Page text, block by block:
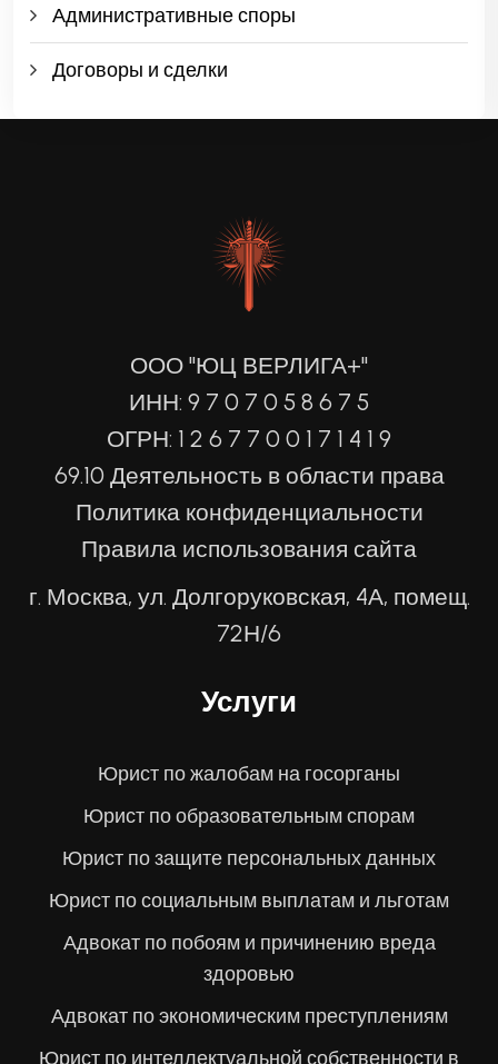
Административные споры
Договоры и сделки
ООО "ЮЦ ВЕРЛИГА+"
ИНН: 9 7 0 7 0 5 8 6 7 5
ОГРН: 1 2 6 7 7 0 0 1 7 1 4 1 9
69.10 Деятельность в области права
Политика конфиденциальности
Правила использования сайта
г. Москва, ул. Долгоруковская, 4А, помещ.
72Н/6
Услуги
Юрист по жалобам на госорганы
Юрист по образовательным спорам
Юрист по защите персональных данных
Юрист по социальным выплатам и льготам
Адвокат по побоям и причинению вреда
здоровью
Адвокат по экономическим преступлениям
Юрист по интеллектуальной собственности в